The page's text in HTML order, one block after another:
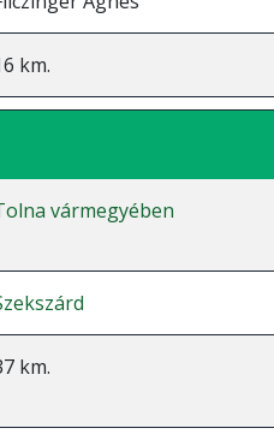
km.
vármegyében
km.